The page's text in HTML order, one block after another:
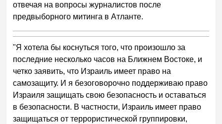
отвечая на вопросы журналистов после
предвыборного митинга в Атланте.
"Я хотела бы коснуться того, что произошло за
последние несколько часов на Ближнем Востоке, и
четко заявить, что Израиль имеет право на
самозащиту. И я безоговорочно поддерживаю право
Израиля защищать свою безопасность и оставаться
в безопасности. В частности, Израиль имеет право
защищаться от террористической группировки,